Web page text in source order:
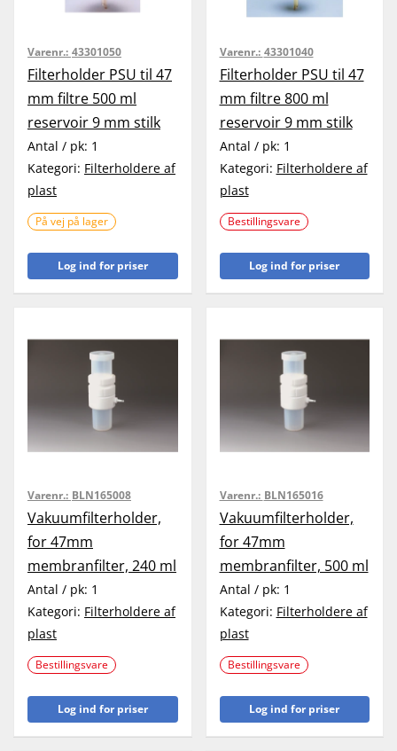
Varenr.: 43301050
Filterholder PSU til 47
mm filtre 500 ml
reservoir 9 mm stilk
Antal / pk: 1
Kategori: Filterholdere af
plast
På vej på lager
Log ind for priser
Varenr.: 43301040
Filterholder PSU til 47
mm filtre 800 ml
reservoir 9 mm stilk
Antal / pk: 1
Kategori: Filterholdere af
plast
Bestillingsvare
Log ind for priser
Varenr.: BLN165008
Vakuumfilterholder,
for 47mm
membranfilter, 240 ml
Antal / pk: 1
Kategori: Filterholdere af
plast
Bestillingsvare
Log ind for priser
Varenr.: BLN165016
Vakuumfilterholder,
for 47mm
membranfilter, 500 ml
Antal / pk: 1
Kategori: Filterholdere af
plast
Bestillingsvare
Log ind for priser